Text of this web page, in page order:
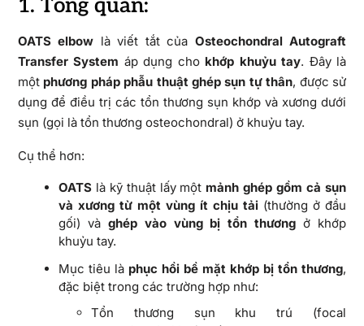
1. Tổng quan:
OATS elbow là viết tắt của Osteochondral Autograft
Transfer System áp dụng cho khớp khuỷu tay. Đây là
một phương pháp phẫu thuật ghép sụn tự thân, được sử
dụng để điều trị các tổn thương sụn khớp và xương dưới
sụn (gọi là tổn thương osteochondral) ở khuỷu tay.
Cụ thể hơn:
OATSlà kỹ thuật lấy một mảnh ghép gồm cả sụn
và xương từ một vùng ít chịu tải (thường ở đầu
gối) và ghép vào vùng bị tổn thương ở khớp
khuỷu tay.
Mục tiêu là phục hồi bề mặt khớp bị tổn thương,
đặc biệt trong các trường hợp như:
Tổn thương sụn khu trú (focal